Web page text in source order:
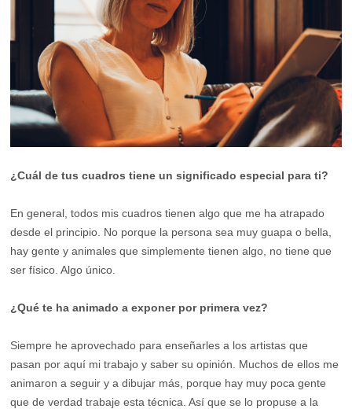
¿Cuál de tus cuadros tiene un significado especial para ti?
En general, todos mis cuadros tienen algo que me ha atrapado
desde el principio. No porque la persona sea muy guapa o bella,
hay gente y animales que simplemente tienen algo, no tiene que
ser físico. Algo único.
¿Qué te ha animado a exponer por primera vez?
Siempre he aprovechado para enseñarles a los artistas que
pasan por aquí mi trabajo y saber su opinión. Muchos de ellos me
animaron a seguir y a dibujar más, porque hay muy poca gente
que de verdad trabaje esta técnica. Así que se lo propuse a la